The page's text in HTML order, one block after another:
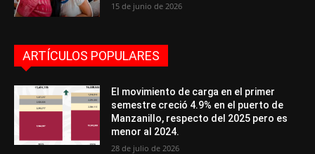
15 de junio de 2026
ARTÍCULOS POPULARES
El movimiento de carga en el primer
semestre creció 4.9% en el puerto de
Manzanillo, respecto del 2025 pero es
menor al 2024.
28 de julio de 2026